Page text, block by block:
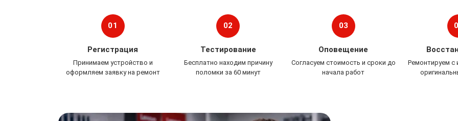
01
Регистрация
Принимаем устройство и
оформляем заявку на ремонт
02
Тестирование
Бесплатно находим причину
поломки за 60 минут
03
Оповещение
Согласуем стоимость и сроки до
начала работ
Ремонтируем с